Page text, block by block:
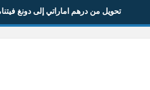
تحويل من درهم اماراتي إلى دونغ